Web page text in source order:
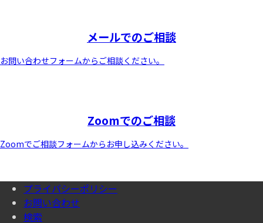
メールでのご相談
お問い合わせフォームからご相談ください。
Zoomでのご相談
Zoomでご相談フォームからお申し込みください。
プライバシーポリシー
お問い合わせ
検索